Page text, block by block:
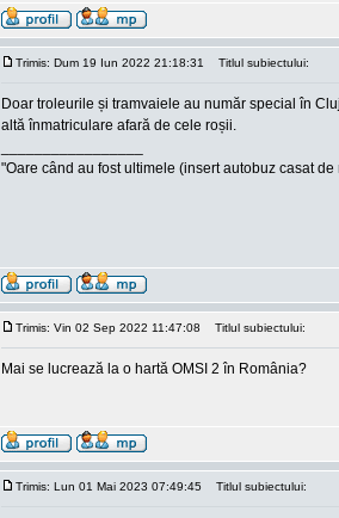
Trimis: Dum 19 Iun 2022 21:18:31 Titlul subiectului:
Doar troleurile și tramvaiele au număr special în
altă înmatriculare afară de cele roșii.
"Oare când au fost ultimele (insert autobuz casat
Trimis: Vin 02 Sep 2022 11:47:08 Titlul subiectului:
Mai se lucrează la o hartă OMSI 2 în România?
Trimis: Lun 01 Mai 2023 07:49:45 Titlul subiectului: